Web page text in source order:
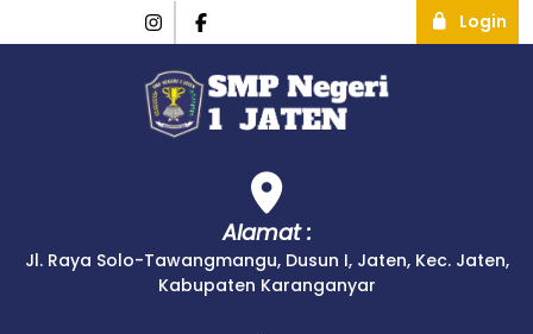
Login
Alamat :
Jl. Raya Solo-Tawangmangu, Dusun I, Jaten, Kec. Jaten,
Kabupaten Karanganyar